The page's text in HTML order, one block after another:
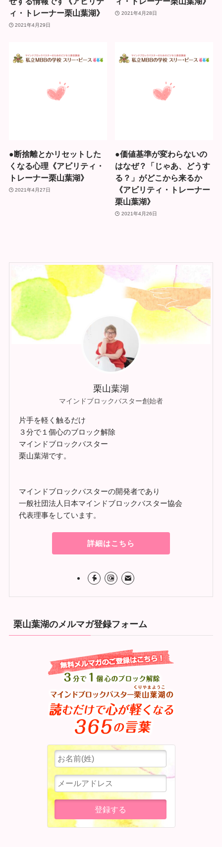
ィ・トレーナー栗山葉湖》
2021年4月29日
2021年4月28日
●断捨離とかリセットした
くなる心理《アビリティ・
トレーナー栗山葉湖》
2021年4月27日
●価値基準が変わらないの
はなぜ？「じゃあ、どうす
る？」がどこから来るか
《アビリティ・トレーナー
栗山葉湖》
2021年4月26日
栗山葉湖
マインドブロックバスター創始者
片手を軽く触るだけ
３分で１個心のブロック解除
マインドブロックバスター
栗山葉湖です。
マインドブロックバスターの開発者であり
一般社団法人日本マインドブロックバスター協会
代表理事をしています。
詳細はこちら
栗山葉湖のメルマガ登録フォーム